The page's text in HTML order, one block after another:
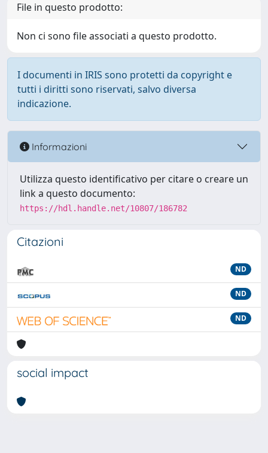
File in questo prodotto:
Non ci sono file associati a questo prodotto.
I documenti in IRIS sono protetti da copyright e
tutti i diritti sono riservati, salvo diversa
indicazione.
Informazioni
Utilizza questo identificativo per citare o creare un
link a questo documento:
https://hdl.handle.net/10807/186782
Citazioni
ND
ND
ND
social impact